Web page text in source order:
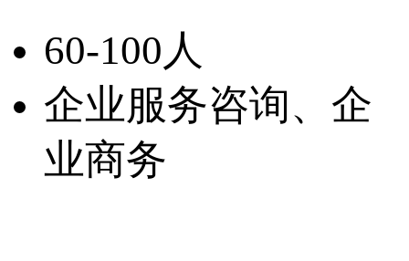
60-100人
企业服务咨询、企
业商务